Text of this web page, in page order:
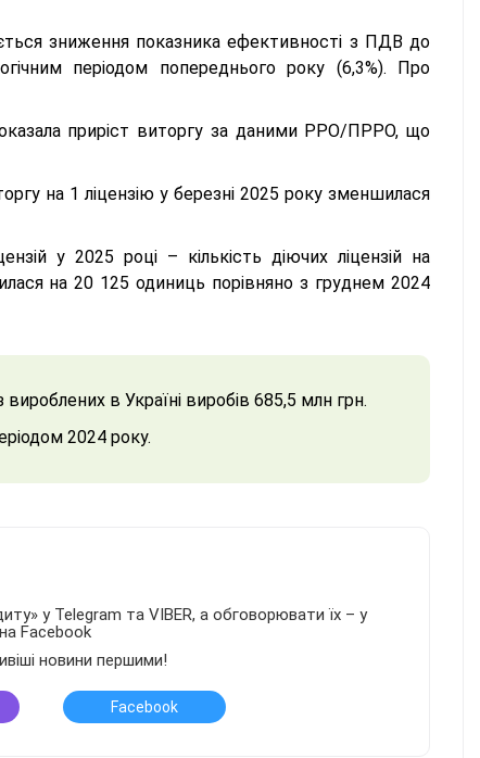
зниження показника ефективності з ПДВ до
періодом попереднього року (6,3%). Про
приріст виторгу за даними РРО/ПРРО, що
на 1 ліцензію у березні 2025 року зменшилася
у 2025 році – кількість діючих ліцензій на
на 20 125 одиниць порівняно з груднем 2024
в Україні виробів 685,5 млн грн.
2024 року.
у Telegram та VIBER, а обговорювати їх – у
на Facebook
новини першими!
Facebook